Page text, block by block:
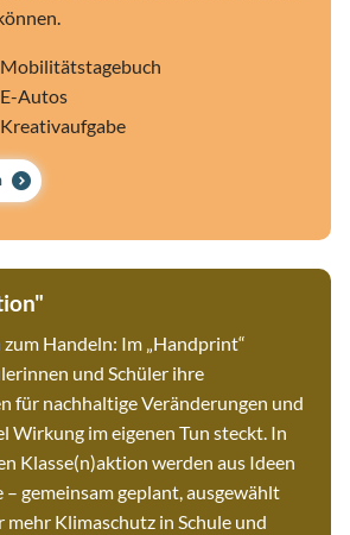
Autos
Handeln: Im „Handprint“
und Schüler ihre
für nachhaltige Veränderungen und
Wirkung im eigenen Tun steckt. In
Klasse(n)aktion werden aus Ideen
gemeinsam geplant, ausgewählt
mehr Klimaschutz in Schule und